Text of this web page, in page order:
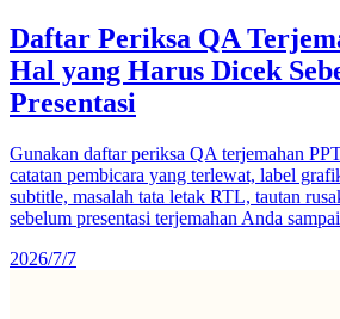
Daftar Periksa QA
Hal yang Harus Dicek
Presentasi
Gunakan daftar periksa QA terjemahan
catatan pembicara yang terlewat, label
subtitle, masalah tata letak RTL, tautan
sebelum presentasi terjemahan Anda
2026/7/7